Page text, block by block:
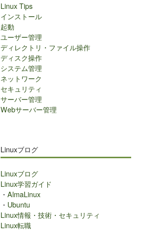
Linux Tips
インストール
起動
ユーザー管理
ディレクトリ・ファイル操作
ディスク操作
システム管理
ネットワーク
セキュリティ
サーバー管理
Webサーバー管理
Linuxブログ
Linuxブログ
Linux学習ガイド
・ AlmaLinux
・ Ubuntu
Linux情報・技術・セキュリティ
Linux転職